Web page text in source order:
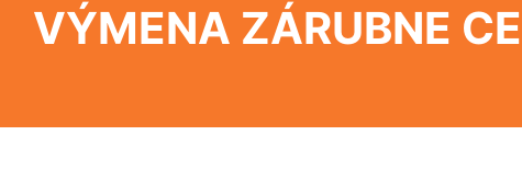
VÝMENA ZÁRUBNE